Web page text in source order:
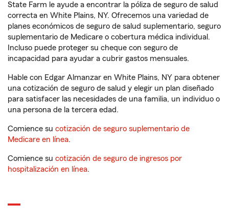
State Farm le ayude a encontrar la póliza de seguro de salud
correcta en White Plains, NY. Ofrecemos una variedad de
planes económicos de seguro de salud suplementario, seguro
suplementario de Medicare o cobertura médica individual.
Incluso puede proteger su cheque con seguro de
incapacidad para ayudar a cubrir gastos mensuales.
Hable con Edgar Almanzar en White Plains, NY para obtener
una cotización de seguro de salud y elegir un plan diseñado
para satisfacer las necesidades de una familia, un individuo o
una persona de la tercera edad.
Comience su cotización de seguro suplementario de
Medicare en línea.
Comience su cotización de seguro de ingresos por
hospitalización en línea.